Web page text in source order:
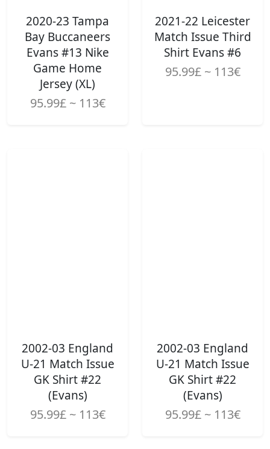
2020-23 Tampa
Bay Buccaneers
Evans #13 Nike
Game Home
Jersey (XL)
95.99£ ~ 113€
2021-22 Leicester
Match Issue Third
Shirt Evans #6
95.99£ ~ 113€
2002-03 England
U-21 Match Issue
GK Shirt #22
(Evans)
95.99£ ~ 113€
2002-03 England
U-21 Match Issue
GK Shirt #22
(Evans)
95.99£ ~ 113€